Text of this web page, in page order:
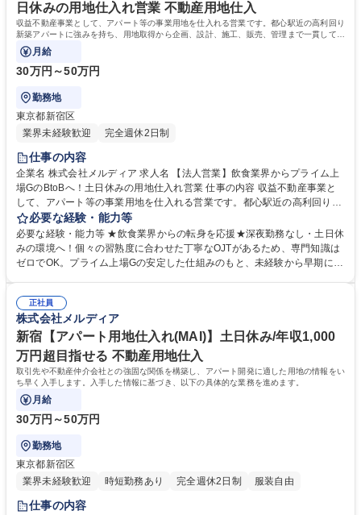
日休みの用地仕入れ営業 不動産用地仕入
収益不動産事業として、アパート等の事業用地を仕入れる営業です。都心駅近の高利回り
新築アパートに強みを持ち、用地取得から企画、設計、施工、販売、管理まで一貫して手
がける環境でプロへ成長できます。
月給
30万円～50万円
勤務地
東京都新宿区
業界未経験歓迎
完全週休2日制
仕事の内容
企業名 株式会社メルディア 求人名 【法人営業】飲食業界からプライム上
場GのBtoBへ！土日休みの用地仕入れ営業 仕事の内容 収益不動産事業と
して、アパート等の事業用地を仕入れる営業です。都心駅近の高利回り新
築アパートに強みを持ち、用地取得から企画、設計、施工、販売、管理ま
で一貫して手がける環境でプロへ成長できます。 仲介会社様等との関係を
築き用地情報をいち早く入手。その土地に建てるアパート等の企画や収益
を見込んだ事業計画を立案します。アパート以外にも、ホテルや商業施設
ィーに提案・交渉を行い、売買契約の締結まで裁量を持って進められるの
が強みです。 募集職種 【法人営業】飲食業界からプライム上場GのBtoB
へ！土日休みの用地仕入れ営業
必要な経験・能力等
必要な経験・能力等 ★飲食業界からの転身を応援★深夜勤務なし・土日休
みの環境へ！個々の習熟度に合わせた丁寧なOJTがあるため、専門知識は
ゼロでOK。プライム上場Gの安定した仕組みのもと、未経験から早期に活
違い、新たなポストが次々と新設される面白いフェーズです。店舗運営や
日々のお客様対応で培った高いコミュニケーション能力と行動力を活か
し、仲介業者様から土地情報をいただく信頼関係を築くお仕事です。プラ
イム上場Gの最速の決済スピードを武器に、圧倒的な成長がしたい方を歓
迎します。 学歴・資格 学歴：大学院 大学 高専 短大 専修学校 高校 語学
力： 資格：
正社員
株式会社メルディア
新宿【アパート用地仕入れ(MAI)】土日休み/年収1,000
万円超目指せる 不動産用地仕入
取引先や不動産仲介会社との強固な関係を構築し、アパート開発に適した用地の情報をい
ち早く入手します。入手した情報に基づき、以下の具体的な業務を進めます。
月給
30万円～50万円
勤務地
東京都新宿区
業界未経験歓迎
時短勤務あり 完全週休2日制 服装自由
仕事の内容